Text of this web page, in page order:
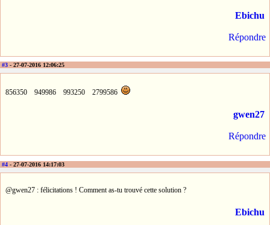
Ebichu
Répondre
#3 - 27-07-2016 12:06:25
856350 949986 993250 2799586
gwen27
Répondre
#4 - 27-07-2016 14:17:03
@gwen27 : félicitations ! Comment as-tu trouvé cette solution ?
Ebichu